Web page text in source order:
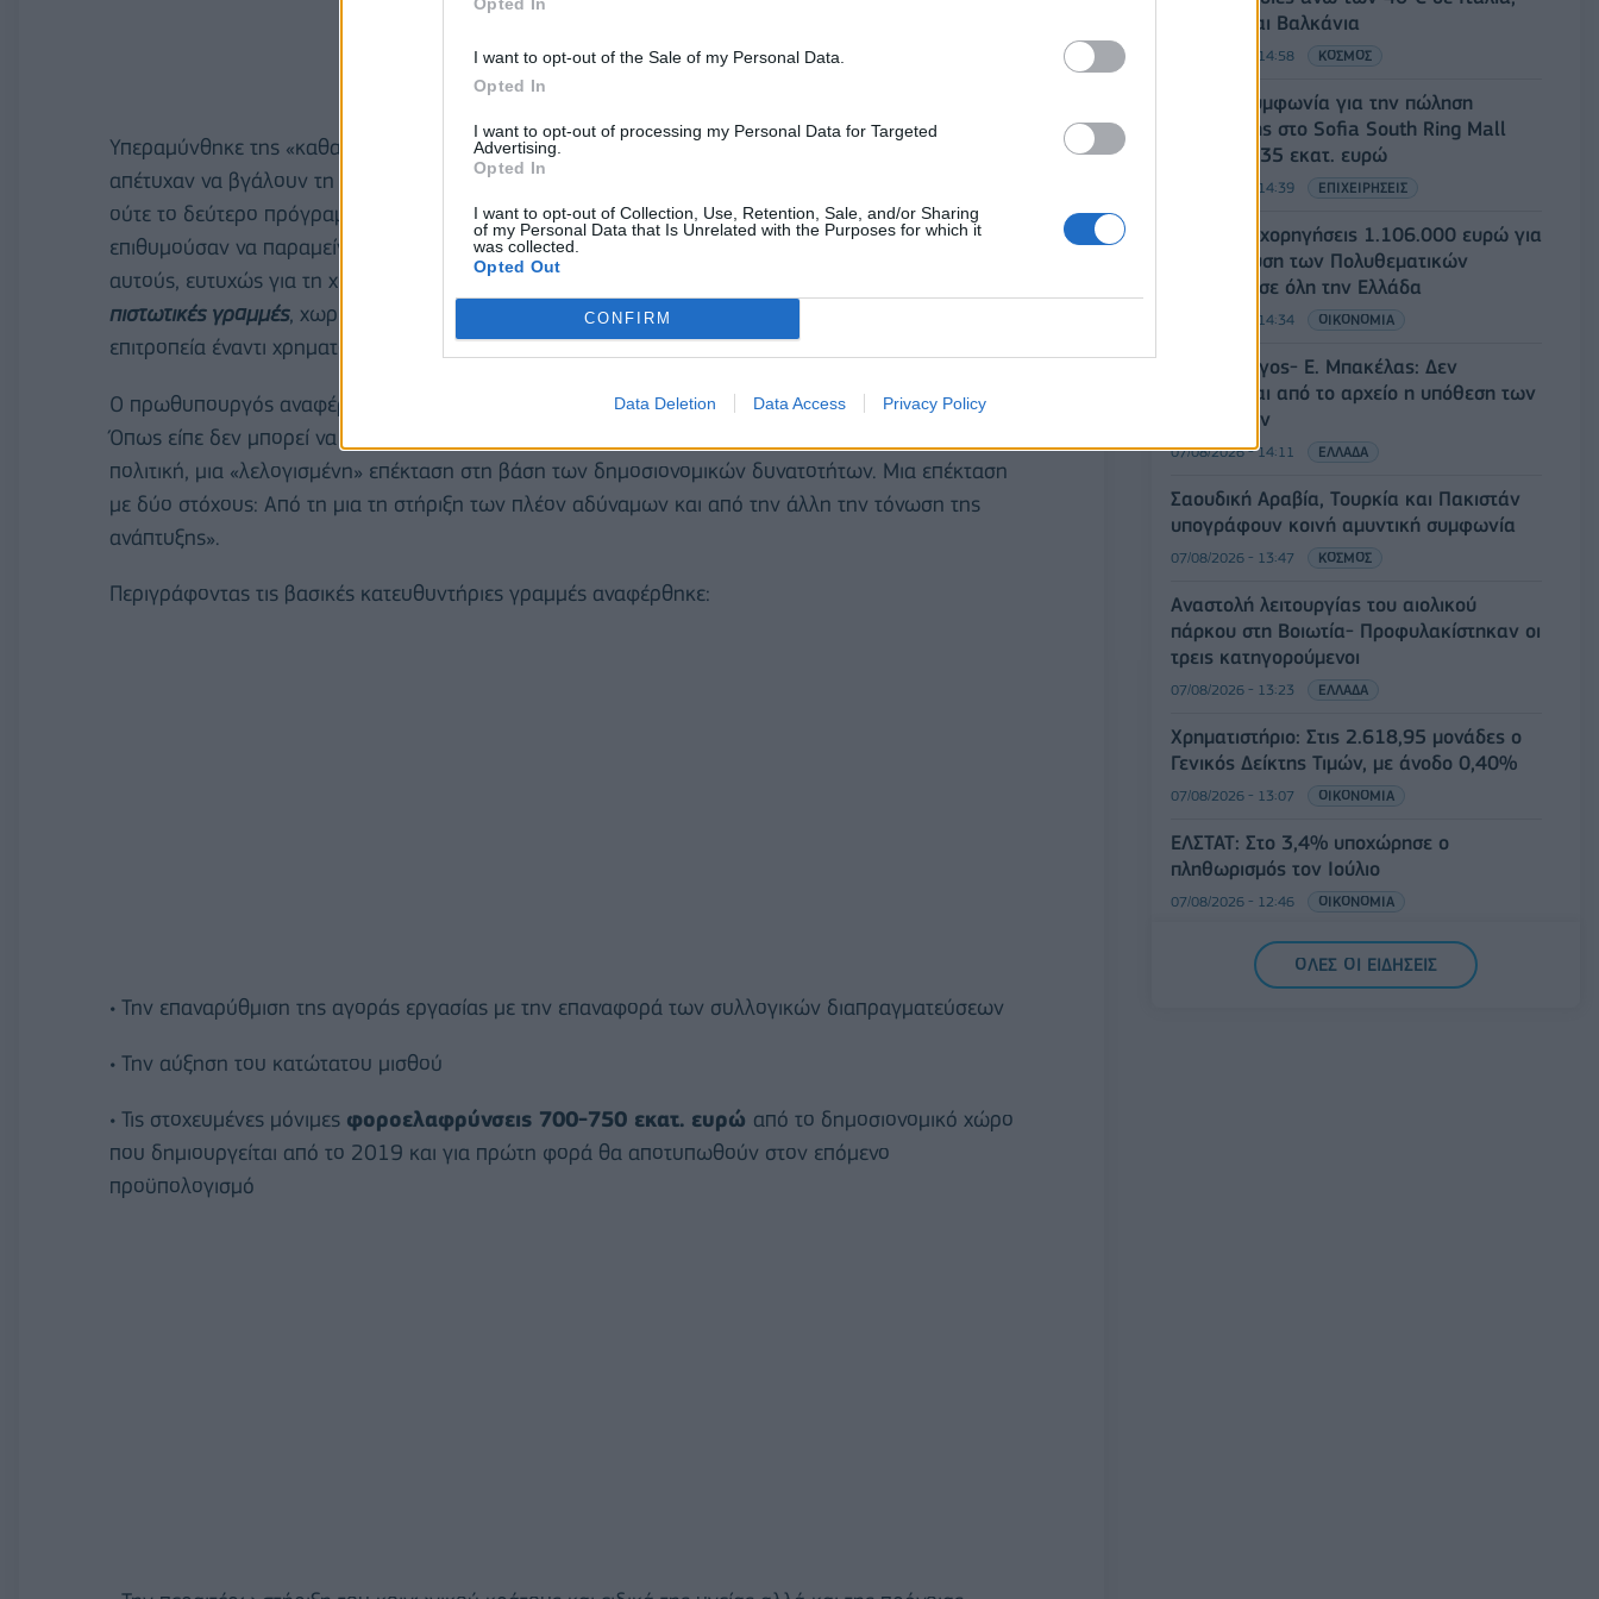
I want to opt-out of the Sale of my Personal Data.
Opted In
I want to opt-out of processing my Personal Data for Targeted
Advertising.
Opted In
I want to opt-out of Collection, Use, Retention, Sale, and/or Sharing
of my Personal Data that Is Unrelated with the Purposes for which it
was collected.
Opted Out
CONFIRM
Data Deletion Data Access Privacy Policy
Υπεραμύνθηκε της «καθαρής εξόδου» και επιτέθηκε στην αντιπολίτευση τονίζοντας ότι «αυτοί που
απέτυχαν να βγάλουν τη χώρα από τα μνημόνια, μη ολοκληρώνοντας επιτυχώς ούτε το πρώτο
ούτε το δεύτερο πρόγραμμα και τώρα για να εξυπηρετήσουν προφανείς πολιτικές σκοπιμότητες
επιθυμούσαν να παραμείνει η χώρα στην ομηρεία της μνημονιακής εποπτείας. Δυστυχώς για
αυτούς, ευτυχώς για τη χώρα τους διαψεύσαμε.Έχουμε καθαρή έξοδο από τα μνημόνια, χωρίς
πιστωτικές γραμμές, χωρίς νέα προαπαιτούμενα έναντι μέτρων για το χρέος, χωρίς ασφυκτική
επιτροπεία έναντι χρηματοδότησης».
Ο πρωθυπουργός αναφέρθηκε αναλυτικά στα σχέδια της κυβέρνησης για την επόμενη ημέρα.
Όπως είπε δεν μπορεί να υπάρξει επιστροφή στο παρελθόν αλλά «μια συνετή δημοσιονομική
πολιτική, μια «λελογισμένη» επέκταση στη βάση των δημοσιονομικών δυνατοτήτων. Μια επέκταση
με δύο στόχους: Από τη μια τη στήριξη των πλέον αδύναμων και από την άλλη την τόνωση της
ανάπτυξης».
Περιγράφοντας τις βασικές κατευθυντήριες γραμμές αναφέρθηκε:
• Την επαναρύθμιση της αγοράς εργασίας με την επαναφορά των συλλογικών διαπραγματεύσεων
• Την αύξηση του κατώτατου μισθού
• Τις στοχευμένες μόνιμες φοροελαφρύνσεις 700-750 εκατ. ευρώ από το δημοσιονομικό χώρο
που δημιουργείται από το 2019 και για πρώτη φορά θα αποτυπωθούν στον επόμενο
προϋπολογισμό
Ισπανία και Βαλκάνια
07/08/2026 - 14:58 ΚΟΣΜΟΣ
Fourlis: Συμφωνία για την πώληση
συμμετοχής στο Sofia South Ring Mall
έναντι 49,35 εκατ. ευρώ
07/08/2026 - 14:39 ΕΠΙΧΕΙΡΗΣΕΙΣ
ΥΠΠΟ: Επιχορηγήσεις 1.106.000 ευρώ για
την ενίσχυση των Πολυθεματικών
Φεστιβάλ σε όλη την Ελλάδα
07/08/2026 - 14:34 ΟΙΚΟΝΟΜΙΑ
Άρειος Πάγος- Ε. Μπακέλας: Δεν
ανασύρεται από το αρχείο η υπόθεση των
υποκλοπών
07/08/2026 - 14:11 ΕΛΛΑΔΑ
Σαουδική Αραβία, Τουρκία και Πακιστάν
υπογράφουν κοινή αμυντική συμφωνία
07/08/2026 - 13:47 ΚΟΣΜΟΣ
Αναστολή λειτουργίας του αιολικού
πάρκου στη Βοιωτία- Προφυλακίστηκαν οι
τρεις κατηγορούμενοι
07/08/2026 - 13:23 ΕΛΛΑΔΑ
Χρηματιστήριο: Στις 2.618,95 μονάδες ο
Γενικός Δείκτης Τιμών, με άνοδο 0,40%
07/08/2026 - 13:07 ΟΙΚΟΝΟΜΙΑ
ΕΛΣΤΑΤ: Στο 3,4% υποχώρησε ο
πληθωρισμός τον Ιούλιο
07/08/2026 - 12:46 ΟΙΚΟΝΟΜΙΑ
Εμπρησμός της Marfin: Προθεσμία έλαβε
για την απολογία της η 46χρονη
ΟΛΕΣ ΟΙ ΕΙΔΗΣΕΙΣ